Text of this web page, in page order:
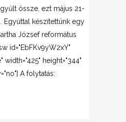
össze, ezt május 21-
Egyúttal készítettünk egy
József református
id="EbFKv9yW2xY"
width="425" height="344"
A folytatás: